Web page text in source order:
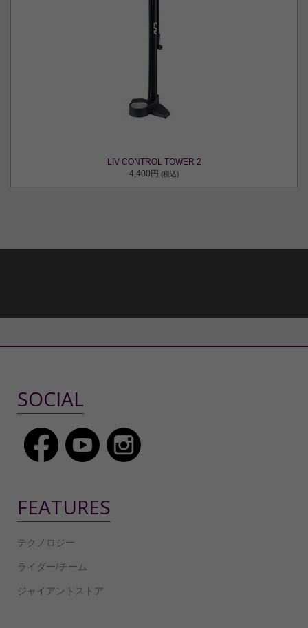
LIV CONTROL TOWER 2
4,400円 (税込)
SOCIAL
FEATURES
テクノロジー
ライダー/チーム
ジャイアントストア